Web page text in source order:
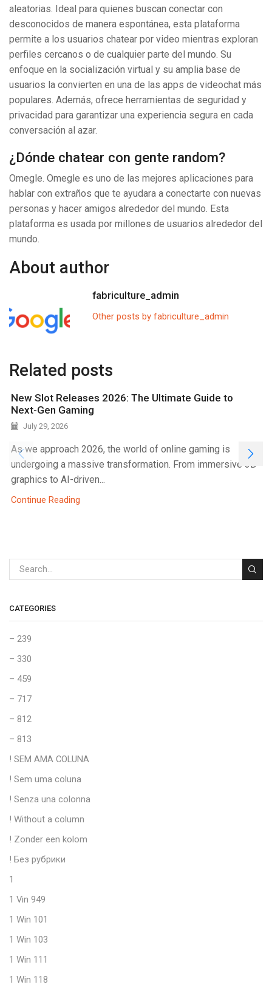
aleatorias. Ideal para quienes buscan conectar con
desconocidos de manera espontánea, esta plataforma
permite a los usuarios chatear por video mientras exploran
perfiles cercanos o de cualquier parte del mundo. Su
enfoque en la socialización virtual y su amplia base de
usuarios la convierten en una de las apps de videochat más
populares. Además, ofrece herramientas de seguridad y
privacidad para garantizar una experiencia segura en cada
conversación al azar.
¿Dónde chatear con gente random?
Omegle. Omegle es uno de las mejores aplicaciones para
hablar con extraños que te ayudara a conectarte con nuevas
personas y hacer amigos alrededor del mundo. Esta
plataforma es usada por millones de usuarios alrededor del
mundo.
About author
fabriculture_admin
Other posts by fabriculture_admin
Related posts
New Slot Releases 2026: The Ultimate Guide to
Next-Gen Gaming
July 29, 2026
As we approach 2026, the world of online gaming is
undergoing a massive transformation. From immersive 3D
graphics to AI-driven...
Continue Reading
CATEGORIES
– 239
– 330
– 459
– 717
– 812
– 813
! SEM AMA COLUNA
! Sem uma coluna
! Senza una colonna
! Without a column
! Zonder een kolom
! Без рубрики
1
1 Vin 949
1 Win 101
1 Win 103
1 Win 111
1 Win 118